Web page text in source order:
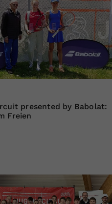
presented by Babolat:
Freien